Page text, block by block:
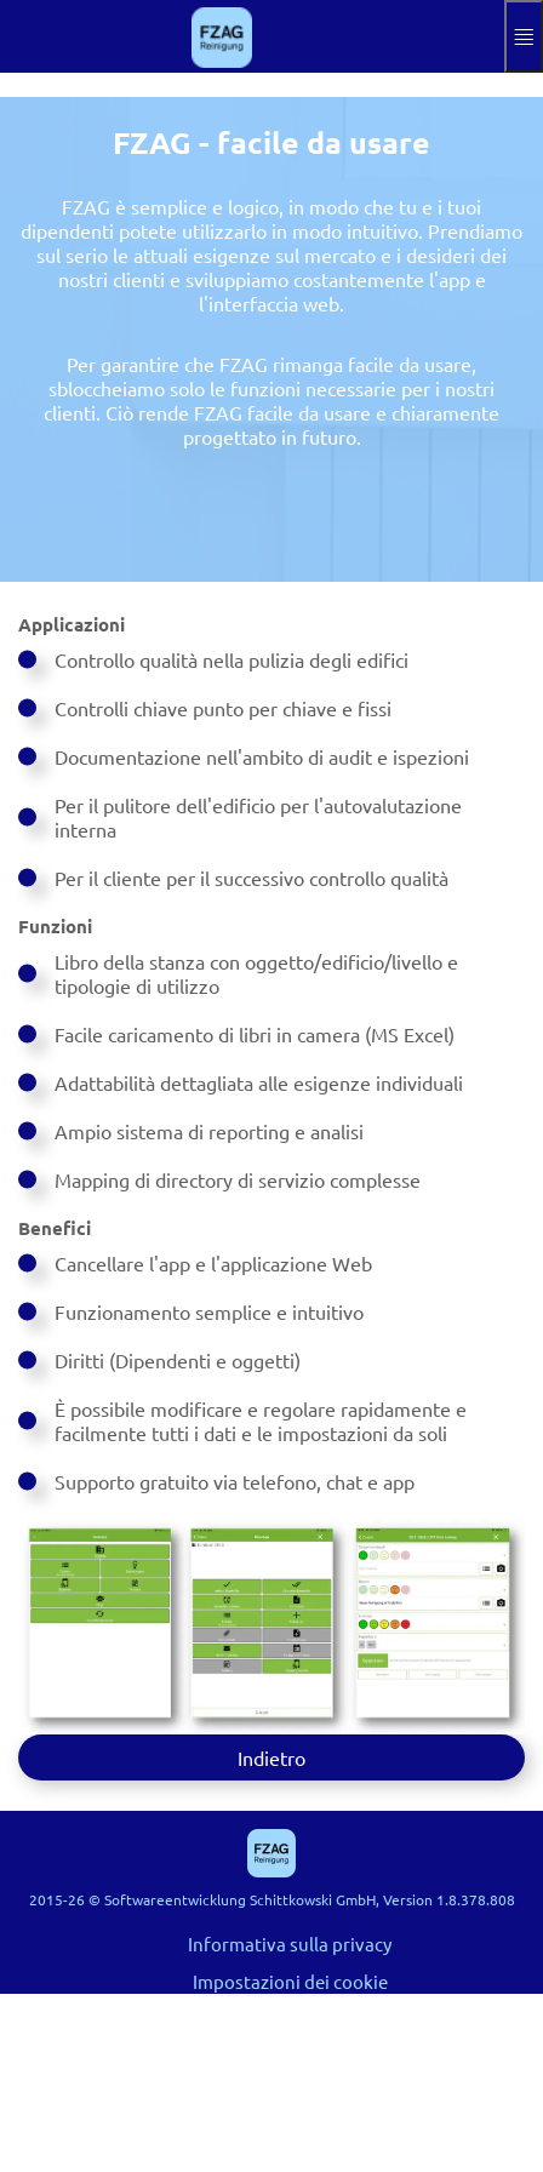
Salta al contenuto principale
ITAktuelle
FZAG - facile da usare
FZAG è semplice e logico, in modo che tu e i tuoi
dipendenti potete utilizzarlo in modo intuitivo. Prendiamo
sul serio le attuali esigenze sul mercato e i desideri dei
nostri clienti e sviluppiamo costantemente l'app e
l'interfaccia web.
Per garantire che FZAG rimanga facile da usare,
sbloccheiamo solo le funzioni necessarie per i nostri
clienti. Ciò rende FZAG facile da usare e chiaramente
progettato in futuro.
Applicazioni
Controllo qualità nella pulizia degli edifici
Controlli chiave punto per chiave e fissi
Documentazione nell'ambito di audit e ispezioni
Per il pulitore dell'edificio per l'autovalutazione
interna
Per il cliente per il successivo controllo qualità
Funzioni
Libro della stanza con oggetto/edificio/livello e
tipologie di utilizzo
Facile caricamento di libri in camera (MS Excel)
Adattabilità dettagliata alle esigenze individuali
Ampio sistema di reporting e analisi
Mapping di directory di servizio complesse
Benefici
Cancellare l'app e l'applicazione Web
Funzionamento semplice e intuitivo
Diritti (Dipendenti e oggetti)
È possibile modificare e regolare rapidamente e
facilmente tutti i dati e le impostazioni da soli
Supporto gratuito via telefono, chat e app
Indietro
2015-26 © Softwareentwicklung Schittkowski GmbH, Version 1.8.378.808
Informativa sulla privacy
Impostazioni dei cookie